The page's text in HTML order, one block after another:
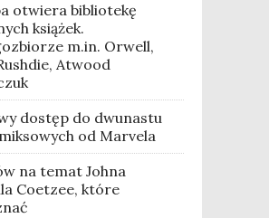
otwiera bibliotekę
książek.
m.in. Orwell,
Atwood
dostęp do dwunastu
od Marvela
na temat Johna
Coetzee, które